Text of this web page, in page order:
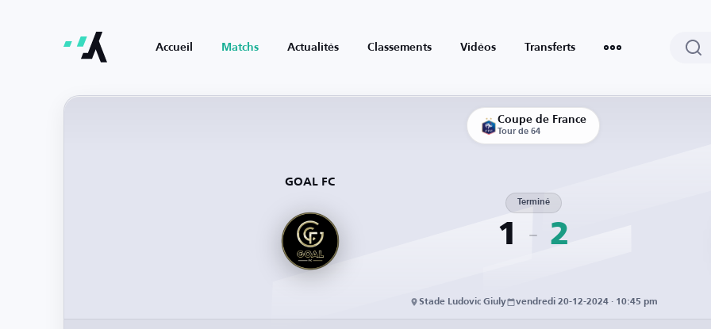
Accueil Matchs Actualités Classements Vidéos Transferts
Coupe de France
Tour de 64
GOAL FC
1
Terminé
2
Stade Ludovic Giuly vendredi 20-12-2024 · 10:45 pm